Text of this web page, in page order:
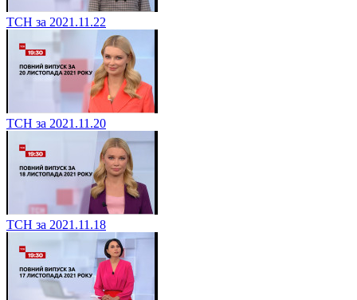
ТСН за 2021.11.22
ТСН за 2021.11.20
ТСН за 2021.11.18